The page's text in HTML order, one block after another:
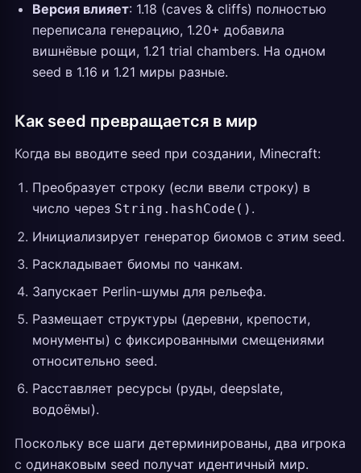
Версия влияет: 1.18 (caves & cliffs) полностью
переписала генерацию, 1.20+ добавила
вишнёвые рощи, 1.21 trial chambers. На одном
seed в 1.16 и 1.21 миры разные.
Как seed превращается в мир
Когда вы вводите seed при создании, Minecraft:
Преобразует строку (если ввели строку) в
число через String.hashCode() .
Инициализирует генератор биомов с этим seed.
Раскладывает биомы по чанкам.
Запускает Perlin-шумы для рельефа.
Размещает структуры (деревни, крепости,
монументы) с фиксированными смещениями
относительно seed.
Расставляет ресурсы (руды, deepslate,
водоёмы).
Поскольку все шаги детерминированы, два игрока
с одинаковым seed получат идентичный мир.